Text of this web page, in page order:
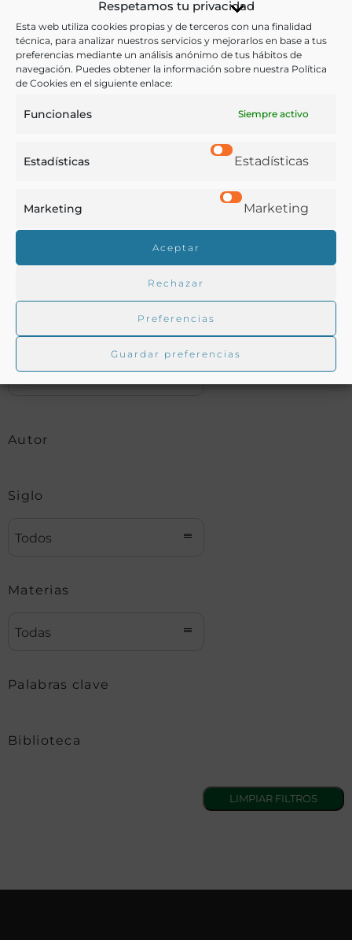
Respetamos tu privacidad
Esta web utiliza cookies propias y de terceros con una finalidad
técnica, para analizar nuestros servicios y mejorarlos en base a tus
preferencias mediante un análisis anónimo de tus hábitos de
navegación. Puedes obtener la información sobre nuestra Política
de Cookies en el siguiente enlace:
Funcionales Siempre activo
Estadísticas Estadísticas
Marketing Marketing
Aceptar
Rechazar
Preferencias
Guardar preferencias
Ver más libros con las palabras clave:
Agricultura ,Almanaque,Calendarios,Cosechas,
COMPARTIR
Buscar en la biblioteca
Biblioteca digital Duque de Ahumada
Buscar
Autor
Siglo
Todos
Materias
Todas
Palabras clave
Biblioteca